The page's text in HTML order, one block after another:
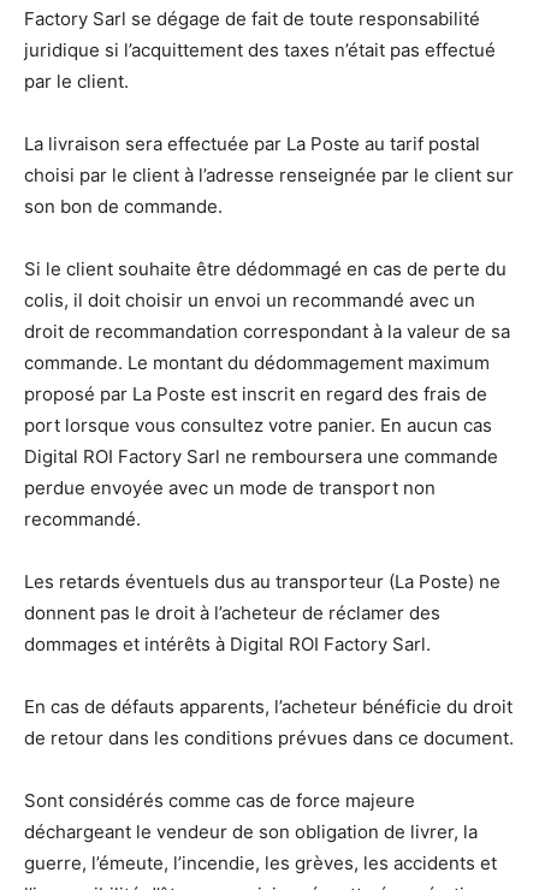
Factory Sarl se dégage de fait de toute responsabilité
juridique si l’acquittement des taxes n’était pas effectué
par le client.
La livraison sera effectuée par La Poste au tarif postal
choisi par le client à l’adresse renseignée par le client sur
son bon de commande.
Si le client souhaite être dédommagé en cas de perte du
colis, il doit choisir un envoi un recommandé avec un
droit de recommandation correspondant à la valeur de sa
commande. Le montant du dédommagement maximum
proposé par La Poste est inscrit en regard des frais de
port lorsque vous consultez votre panier. En aucun cas
Digital ROI Factory Sarl ne remboursera une commande
perdue envoyée avec un mode de transport non
recommandé.
Les retards éventuels dus au transporteur (La Poste) ne
donnent pas le droit à l’acheteur de réclamer des
dommages et intérêts à Digital ROI Factory Sarl.
En cas de défauts apparents, l’acheteur bénéficie du droit
de retour dans les conditions prévues dans ce document.
Sont considérés comme cas de force majeure
déchargeant le vendeur de son obligation de livrer, la
guerre, l’émeute, l’incendie, les grèves, les accidents et